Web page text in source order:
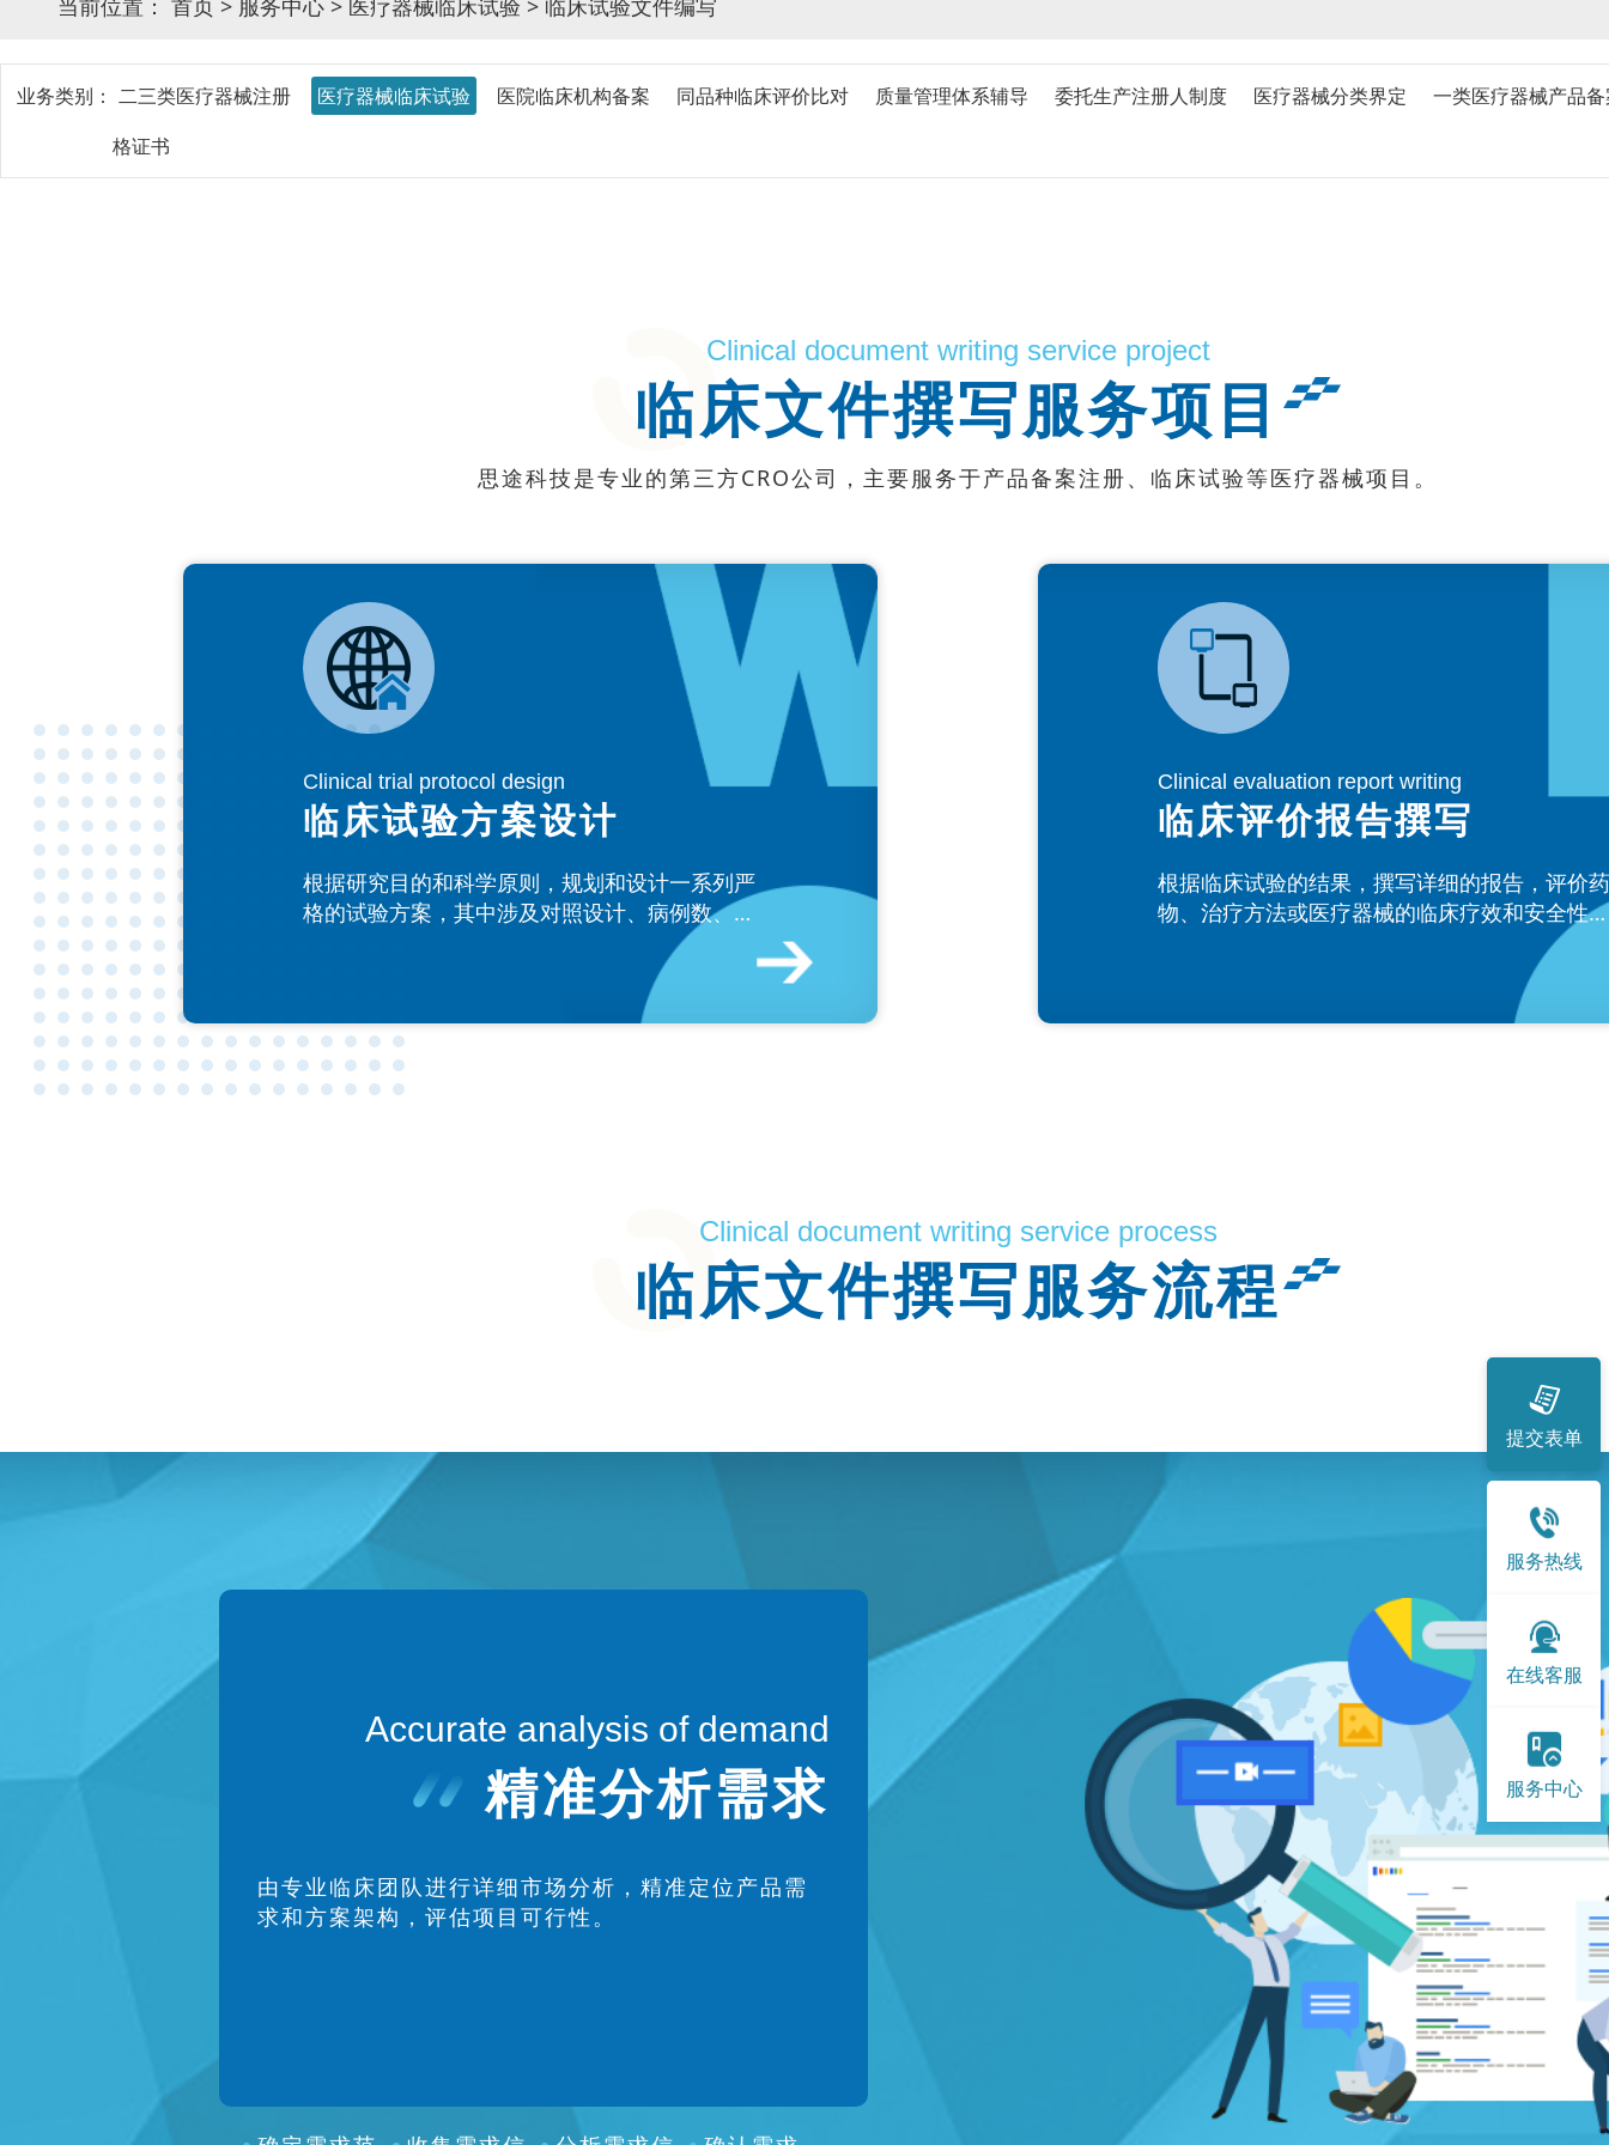
业务类别： 二三类医疗器械注册 医疗器械临床试验 医院临床机构备案 同品种临床评价比对 质量管理体系辅导 委托生产注册人制度 医疗器械分类界定
一类医疗器械产品
格证书
Clinical document writing service project
临床文件撰写服务项目
思途科技是专业的第三方CRO公司，主要服务于产品备案注册、临床试验等医疗器械项目。
Clinical trial protocol design
临床试验方案设计
根据研究目的和科学原则，规划和设计一系列严
格的试验方案，其中涉及对照设计、病例数、对
Clinical evaluation report writing
临床评价报告撰写
根据临床试验的结果，撰写详细的报告，评价药
物、治疗方法或医疗器械的临床疗效和安全性，
Clinical document writing service process
临床文件撰写服务流程
Accurate analysis of demand
精准分析需求
由专业临床团队进行详细市场分析，精准定位产品需
求和方案架构，评估项目可行性。
提交表单
服务热线
在线客服
服务中心